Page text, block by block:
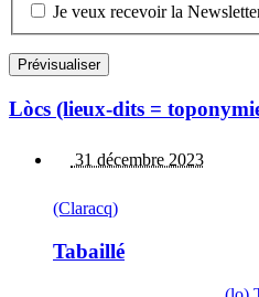
Je veux recevoir la
Lòcs (lieux-dits =
31 décembre 2023
(Claracq)
Tabaillé